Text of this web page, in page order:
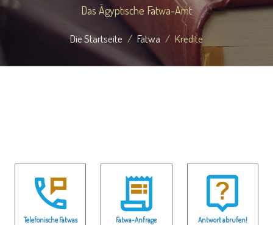
Das Ägyptische Fatwa-Amt
Die Startseite Fatwa Kredite
Telefonische Fatwas Fatwa-Anfrage Antwort abrufen!